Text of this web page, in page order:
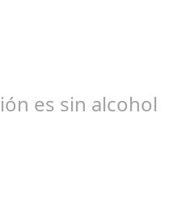
es sin alcohol